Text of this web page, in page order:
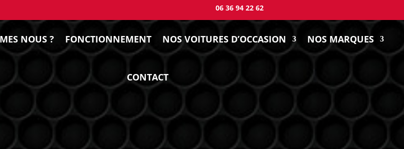
06 36 94 22 62
NOUS ? FONCTIONNEMENT NOS VOITURES D’OCCASION NOS MARQUES
CONTACT